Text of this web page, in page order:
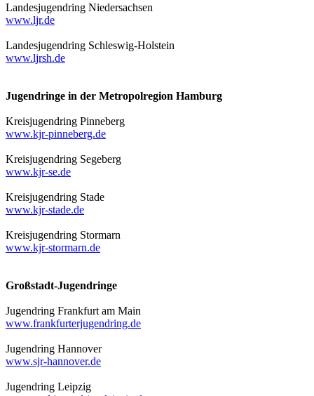
Landesjugendring Niedersachsen
www.ljr.de
Landesjugendring Schleswig-Holstein
www.ljrsh.de
Jugendringe in der Metropolregion Hamburg
Kreisjugendring Pinneberg
www.kjr-pinneberg.de
Kreisjugendring Segeberg
www.kjr-se.de
Kreisjugendring Stade
www.kjr-stade.de
Kreisjugendring Stormarn
www.kjr-stormarn.de
Großstadt-Jugendringe
Jugendring Frankfurt am Main
www.frankfurterjugendring.de
Jugendring Hannover
www.sjr-hannover.de
Jugendring Leipzig